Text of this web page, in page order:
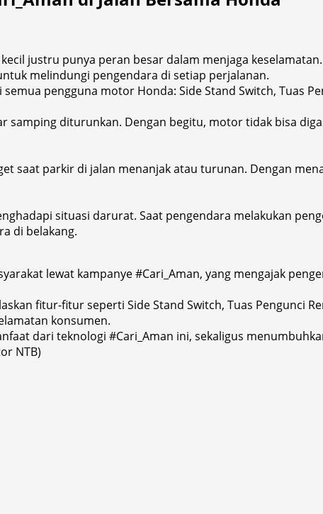
justru punya peran besar dalam menjaga
melindungi pengendara di setiap perjalanan.
pengguna motor Honda: Side Stand Switch, Tuas
diturunkan. Dengan begitu, motor tidak bisa
saat parkir di jalan menanjak atau turunan. Dengan
situasi darurat. Saat pengendara melakukan
di belakang.
lewat kampanye #Cari_Aman, yang mengajak
fitur-fitur seperti Side Stand Switch, Tuas Pengunci
konsumen.
dari teknologi #Cari_Aman ini, sekaligus
NTB)